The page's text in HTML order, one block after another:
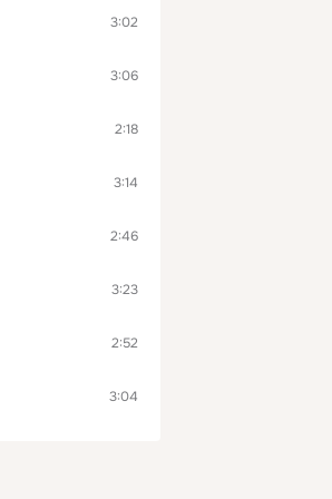
3:02
3:06
2:18
3:14
2:46
3:23
2:52
3:04